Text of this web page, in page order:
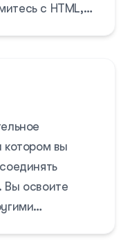
персонажей,
мышление,
с HTML,
в Figma, а
курс
выбрать
котором вы
Вы освоите